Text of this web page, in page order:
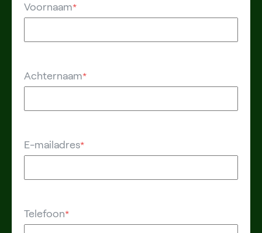
Voornaam*
Achternaam*
E-mailadres*
Telefoon*